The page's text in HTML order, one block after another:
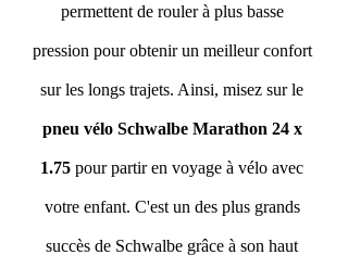
permettent de rouler à plus basse
pression pour obtenir un meilleur confort
sur les longs trajets. Ainsi, misez sur le
pneu vélo Schwalbe Marathon 24 x
1.75 pour partir en voyage à vélo avec
votre enfant. C'est un des plus grands
succès de Schwalbe grâce à son haut